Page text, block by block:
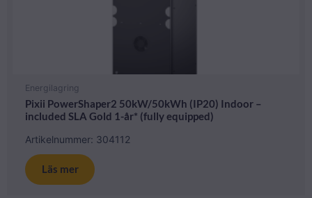
Energilagring
Pixii PowerShaper2 50kW/50kWh (IP20) Indoor –
included SLA Gold 1-år* (fully equipped)
Artikelnummer: 304112
Läs mer